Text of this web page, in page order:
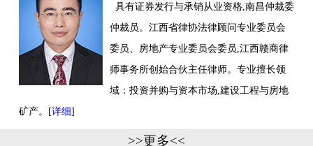
联系我们
具有证券发行与承销从业资格,南昌仲裁委
仲裁员。江西省律协法律顾问专业委员会
委员、房地产专业委员会委员,江西赣商律
师事务所创始合伙主任律师。专业擅长领
域：投资并购与资本市场,建设工程与房地
矿产。[详细]
>>更多<<